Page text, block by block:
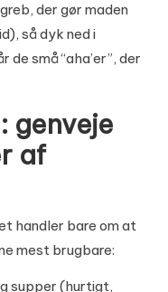
der gør maden
så dyk ned i
de små “aha’er”, der
genveje
af
handler bare om at
mest brugbare:
supper (hurtigt,